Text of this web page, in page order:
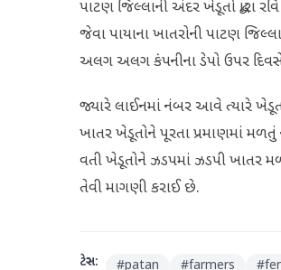
પાટણ જિલ્લાની અંદર ખેડૂતો દ્વારા
જેવા પાયાના ખાતરોની પાટણ
અલગ અલગ કંપનીના ડેપો ઉપર
જ્યારે લાઈનમાં નંબર આવે ત્યારે
ખાતર ખેડૂતોને પૂરતા પ્રમાણમાં
વતી ખેડૂતોને ઝડપમાં ઝડપી ખાતર
તેવી માગણી કરાઈ છે.
ટેગ્સ: #patan #farmers #